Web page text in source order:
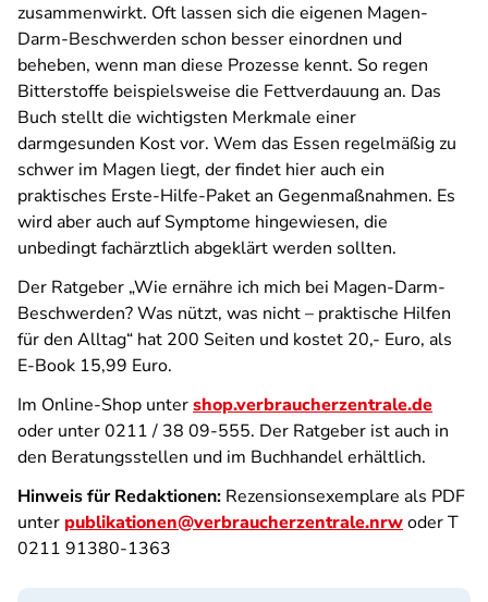
zusammenwirkt. Oft lassen sich die eigenen Magen-
Darm-Beschwerden schon besser einordnen und
beheben, wenn man diese Prozesse kennt. So regen
Bitterstoffe beispielsweise die Fettverdauung an. Das
Buch stellt die wichtigsten Merkmale einer
darmgesunden Kost vor. Wem das Essen regelmäßig zu
schwer im Magen liegt, der findet hier auch ein
praktisches Erste-Hilfe-Paket an Gegenmaßnahmen. Es
wird aber auch auf Symptome hingewiesen, die
unbedingt fachärztlich abgeklärt werden sollten.
Der Ratgeber „Wie ernähre ich mich bei Magen-Darm-
Beschwerden? Was nützt, was nicht – praktische Hilfen
für den Alltag“ hat 200 Seiten und kostet 20,- Euro, als
E-Book 15,99 Euro.
Im Online-Shop untershop.verbraucherzentrale.de
oder unter 0211 / 38 09-555. Der Ratgeber ist auch in
den Beratungsstellen und im Buchhandel erhältlich.
Hinweis für Redaktionen: Rezensionsexemplare als PDF
unter publikationen@verbraucherzentrale.nrwoder T
0211 91380-1363